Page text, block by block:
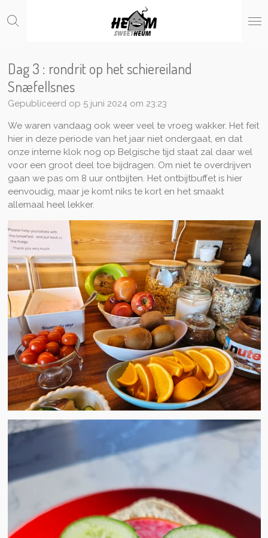
direct
hoofdinhoud
Dag 3 : rondrit op het schiereiland
Snæfellsnes
Gepubliceerd op 5 juni 2024 om 23:23
We waren vandaag ook weer veel te vroeg wakker. Het feit
hier in deze periode van het jaar niet ondergaat, en dat
onze interne klok nog op Belgische tijd staat zal daar wel
voor een groot deel toe bijdragen. Om niet te overdrijven
gaan we pas om 8 uur ontbijten. Het ontbijtbuffet is hier
eenvoudig, maar je komt niks te kort en het smaakt
allemaal heel lekker.